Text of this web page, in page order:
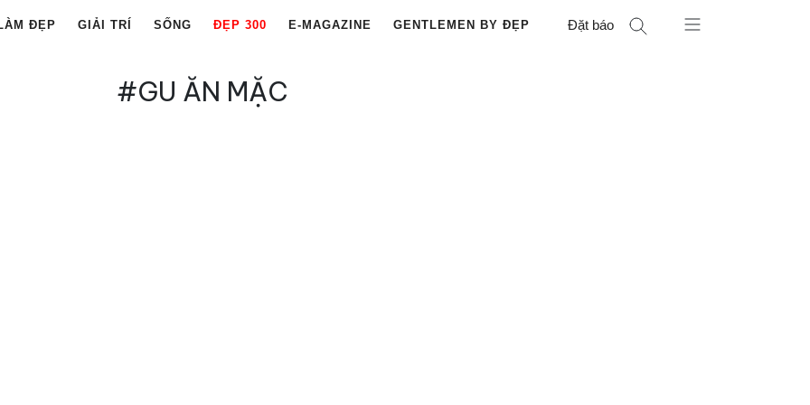
ĐẸP GIẢI TRÍ SỐNG ĐẸP 300 E-MAGAZINE GENTLEMEN BY ĐẸP Đặt báo
#GU ĂN MẶC